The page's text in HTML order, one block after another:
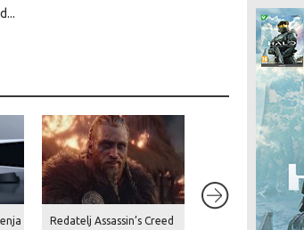
Redatelj Assassin’s Creed
Analitičari